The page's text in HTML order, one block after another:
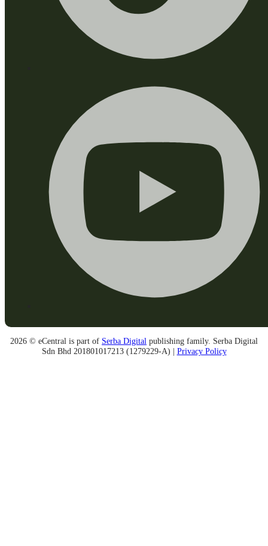
2026 © eCentral is part of Serba Digital publishing family. Serba Digital
Sdn Bhd 201801017213 (1279229-A) | Privacy Policy